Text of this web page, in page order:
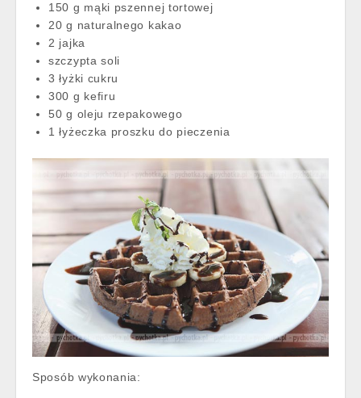
150 g mąki pszennej tortowej
20 g naturalnego kakao
2 jajka
szczypta soli
3 łyżki cukru
300 g kefiru
50 g oleju rzepakowego
1 łyżeczka proszku do pieczenia
Sposób wykonania: